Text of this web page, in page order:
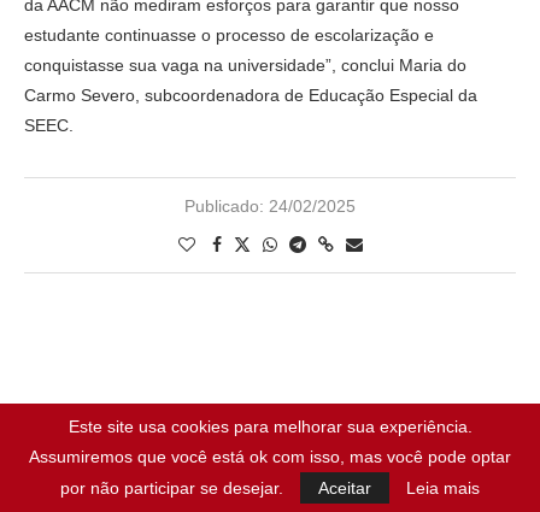
da AACM não mediram esforços para garantir que nosso
estudante continuasse o processo de escolarização e
conquistasse sua vaga na universidade”, conclui Maria do
Carmo Severo, subcoordenadora de Educação Especial da
SEEC.
Publicado: 24/02/2025
Este site usa cookies para melhorar sua experiência.
Assumiremos que você está ok com isso, mas você pode optar
por não participar se desejar.
Aceitar Leia mais